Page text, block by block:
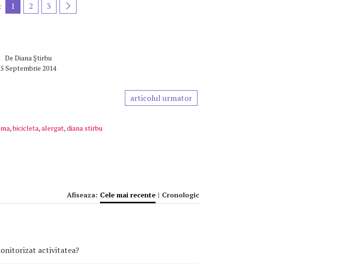
1 2 3
De Diana Ştirbu
5 Septembrie 2014
articolul urmator
,bicicleta,alergat,diana stirbu
Afiseaza: Cele mai recente | Cronologic
activitatea?